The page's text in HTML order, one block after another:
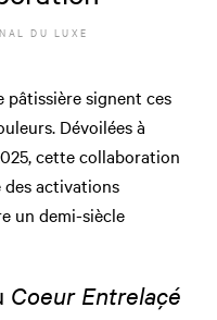
DU LUXE
pâtissière signent ces
Dévoilées à
cette collaboration
des activations
un demi-siècle
Coeur Entrelaçé